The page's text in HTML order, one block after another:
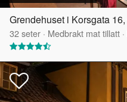
32seter · Medbrakt mat tillatt ·